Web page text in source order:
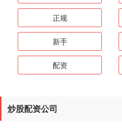
正规
新手
配资
炒股配资公司